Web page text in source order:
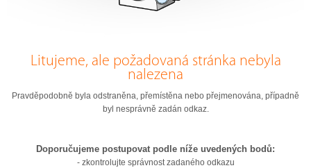
Litujeme, ale požadovaná stránka nebyla
nalezena
Pravděpodobně byla odstraněna, přemístěna nebo přejmenována, případně
byl nesprávně zadán odkaz.
Doporučujeme postupovat podle níže uvedených bodů:
- zkontrolujte správnost zadaného odkazu